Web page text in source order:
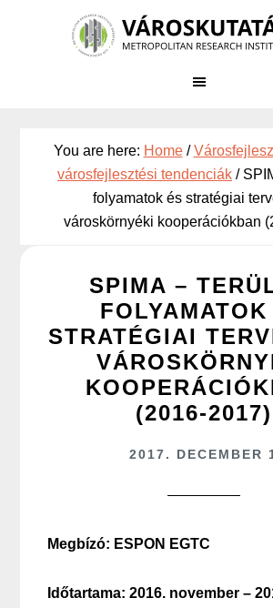
You are here: Home /
városfejlesztési tendenciák /
folyamatok és stratégiai
városkörnyéki kooperációkban
SPIMA –
FOLYAMATOK
STRATÉGIAI
(2016-2017)
2017. DECEMBER
Megbízó: ESPON EGTC
Időtartama: 2016. november –